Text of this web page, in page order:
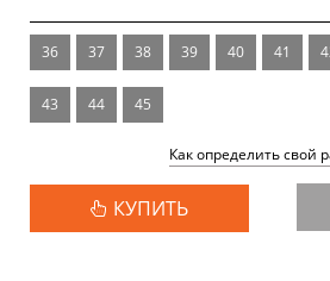
36 37 38 39 40 41
43 44 45
Как определить свой
КУПИТЬ